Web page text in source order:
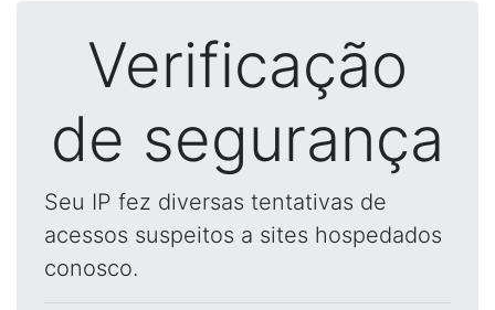
Verificação
de segurança
Seu IP fez diversas tentativas de
acessos suspeitos a sites hospedados
conosco.